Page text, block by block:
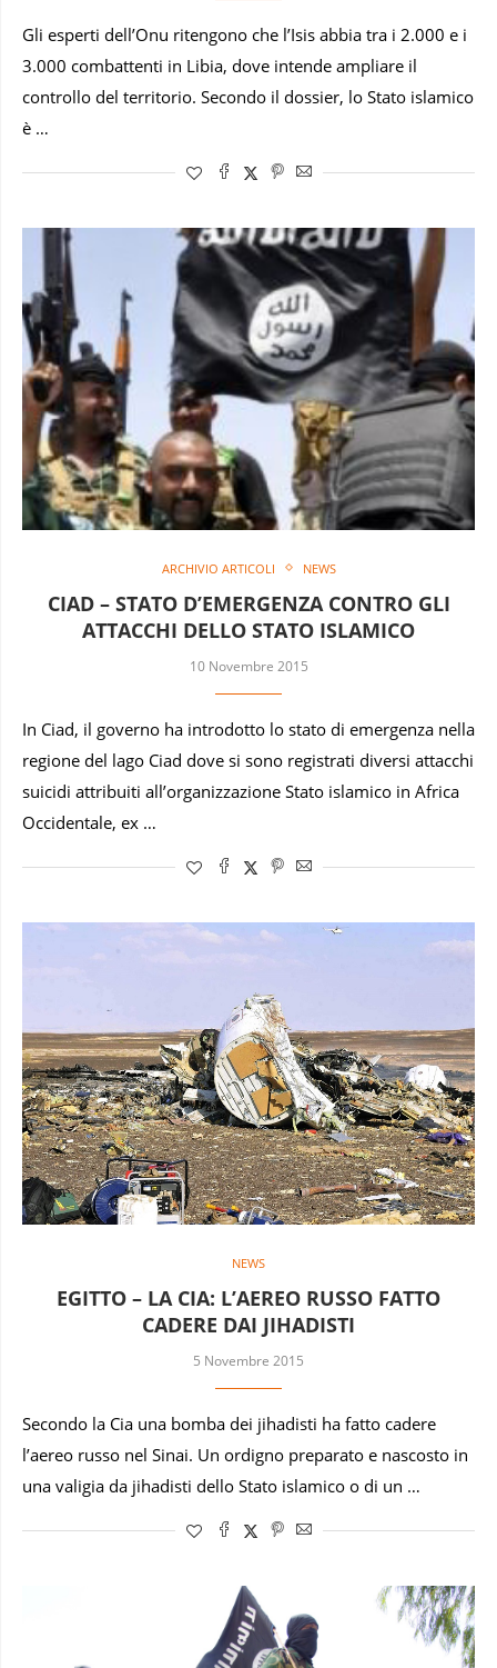
Gli esperti dell’Onu ritengono che l’Isis abbia tra i 2.000 e i
3.000 combattenti in Libia, dove intende ampliare il
controllo del territorio. Secondo il dossier, lo Stato islamico
è …
ARCHIVIO ARTICOLI NEWS
CIAD – STATO D’EMERGENZA CONTRO GLI
ATTACCHI DELLO STATO ISLAMICO
10 Novembre 2015
In Ciad, il governo ha introdotto lo stato di emergenza nella
regione del lago Ciad dove si sono registrati diversi attacchi
suicidi attribuiti all’organizzazione Stato islamico in Africa
Occidentale, ex …
NEWS
EGITTO – LA CIA: L’AEREO RUSSO FATTO
CADERE DAI JIHADISTI
5 Novembre 2015
Secondo la Cia una bomba dei jihadisti ha fatto cadere
l’aereo russo nel Sinai. Un ordigno preparato e nascosto in
una valigia da jihadisti dello Stato islamico o di un …